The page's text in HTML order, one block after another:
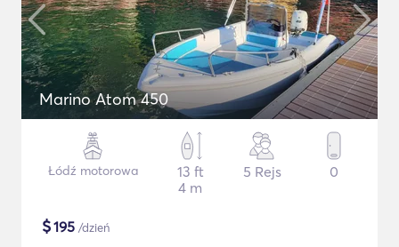
Marino Atom 450
Łódź motorowa
13 ft
4 m
5 Rejs 0
$195 /dzień